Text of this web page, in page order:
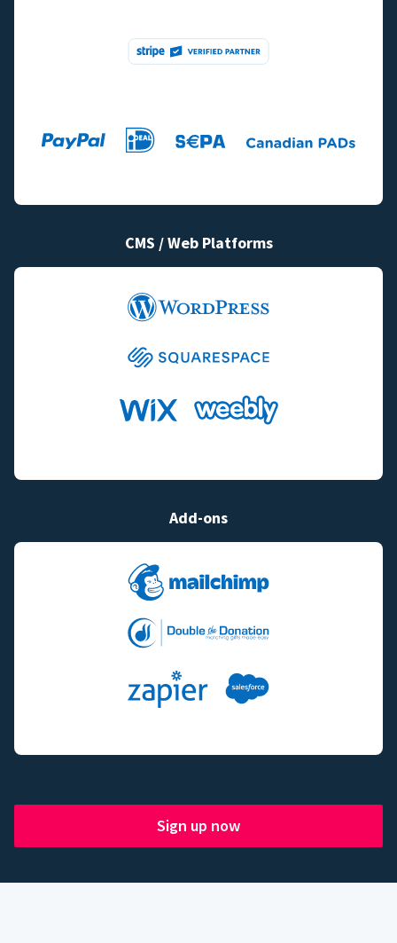
CMS / Web Platforms
Add-ons
Sign up now